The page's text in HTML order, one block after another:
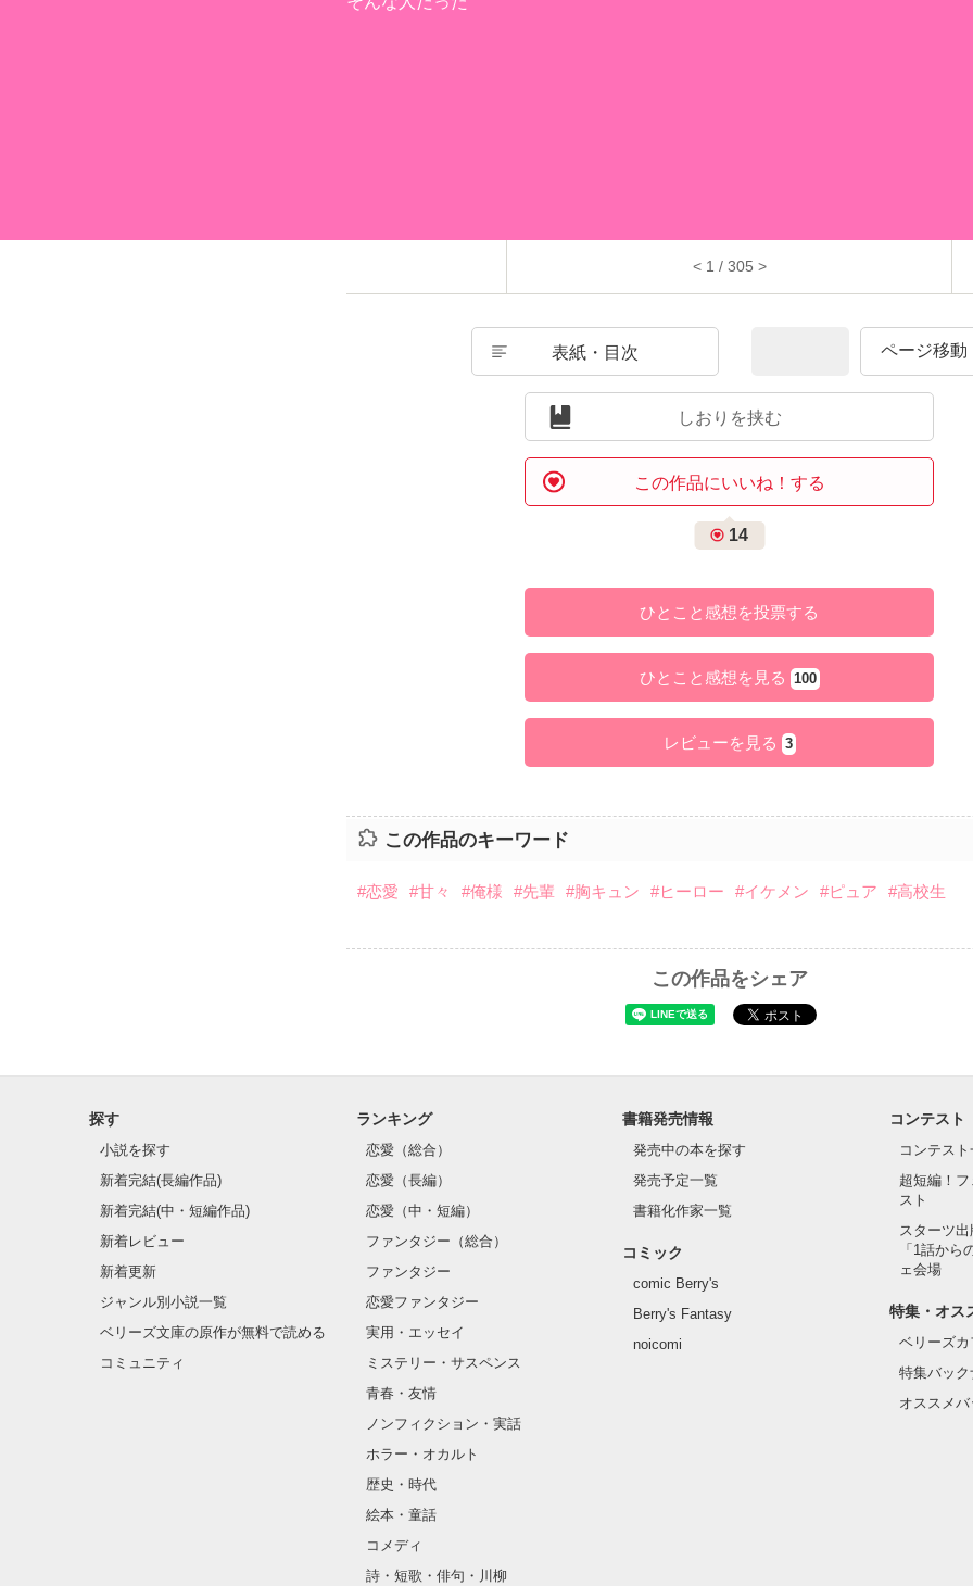
< 1 / 305 >
表紙・目次
しおりを挟む
この作品にいいね！する
14
ひとこと感想を投票する
ひとこと感想を見る 100
レビューを見る 3
この作品のキーワード
#恋愛 #甘々 #俺様 #先輩 #胸キュン #ヒーロー #イケメン #ピュア #高校生
この作品をシェア
探す
小説を探す
新着完結(長編作品)
新着完結(中・短編作品)
新着レビュー
新着更新
ジャンル別小説一覧
ベリーズ文庫の原作が無料で読める
コミュニティ
ランキング
恋愛（総合）
恋愛（長編）
恋愛（中・短編）
ファンタジー（総合）
ファンタジー
恋愛ファンタジー
実用・エッセイ
ミステリー・サスペンス
青春・友情
ノンフィクション・実話
ホラー・オカルト
歴史・時代
絵本・童話
コメディ
詩・短歌・俳句・川柳
書籍発売情報
発売中の本を探す
発売予定一覧
書籍化作家一覧
コミック
comic Berry's
Berry's Fantasy
noicomi
コンテスト
コンテス
超短編！
スト
スターツ
「1話から
ェ会場
特集・オス
ベリーズ
特集バッ
オススメ